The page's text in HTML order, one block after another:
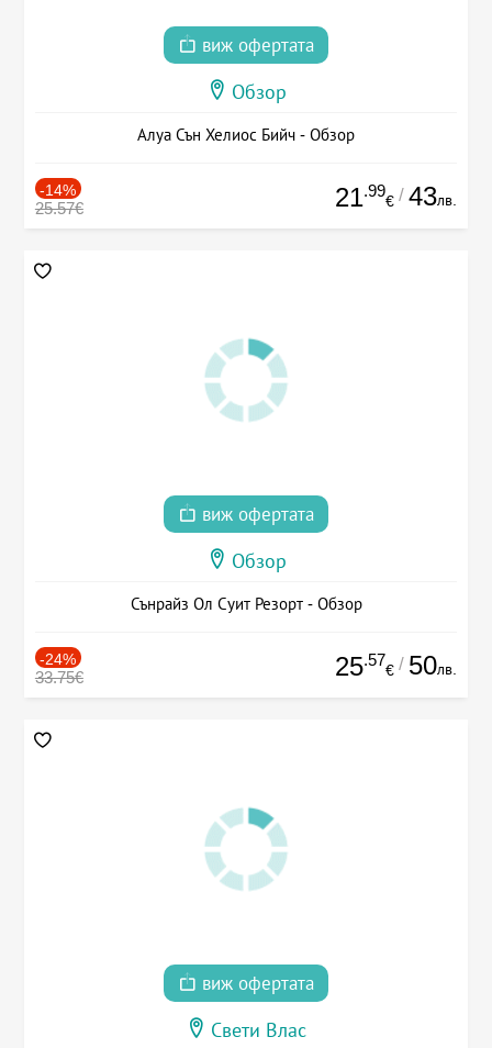
виж офертата
Обзор
Алуа Сън Хелиос Бийч - Обзор
-14%
25.57€ 21.99
€ / 43лв.
виж офертата
Обзор
Сънрайз Ол Суит Резорт - Обзор
-24%
33.75€ 25.57
€ / 50лв.
виж офертата
Свети Влас